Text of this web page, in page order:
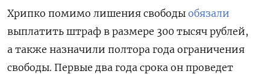
Хрипко помимо лишения свободы обязали
выплатить штраф в размере 300 тысяч рублей,
а также назначили полтора года ограничения
свободы. Первые два года срока он проведет